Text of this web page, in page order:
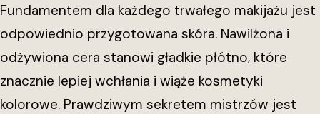
Fundamentem dla każdego trwałego makijażu jest
odpowiednio przygotowana skóra. Nawilżona i
odżywiona cera stanowi gładkie płótno, które
znacznie lepiej wchłania i wiąże kosmetyki
kolorowe. Prawdziwym sekretem mistrzów jest